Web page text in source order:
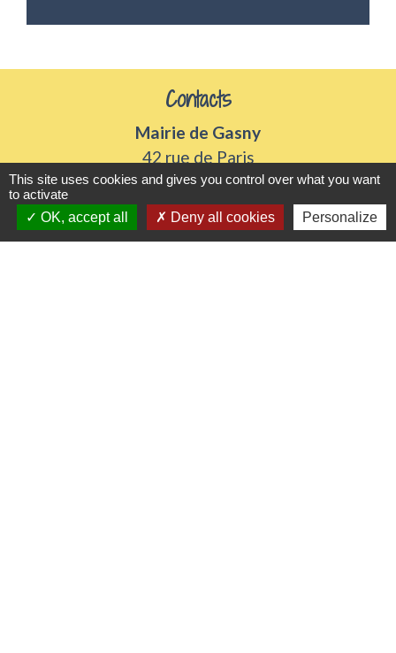
Contacts
Mairie de Gasny
42 rue de Paris
27620 Gasny - FRANCE
+33 2 32 77 54 50
This site uses cookies and gives you control over what you want
to activate
OK, accept all
Deny all cookies Personalize